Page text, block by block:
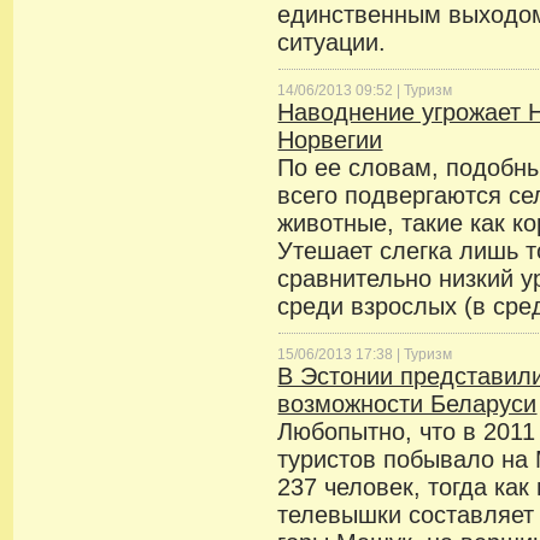
единственным
ситуации.
14/06/2013 09:52 |Туризм
Наводнение угрожает
Норвегии
По ее словам,
всего подвергаются
животные, такие как
Утешает слегка лишь
сравнительно низкий
среди взрослых (в
15/06/2013 17:38 |Туризм
В Эстонии
возможности Беларуси
Любопытно, что в
туристов побывало на
237 человек, тогда
телевышки